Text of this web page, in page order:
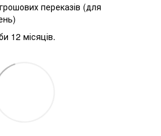
переказів (для
12 місяців.